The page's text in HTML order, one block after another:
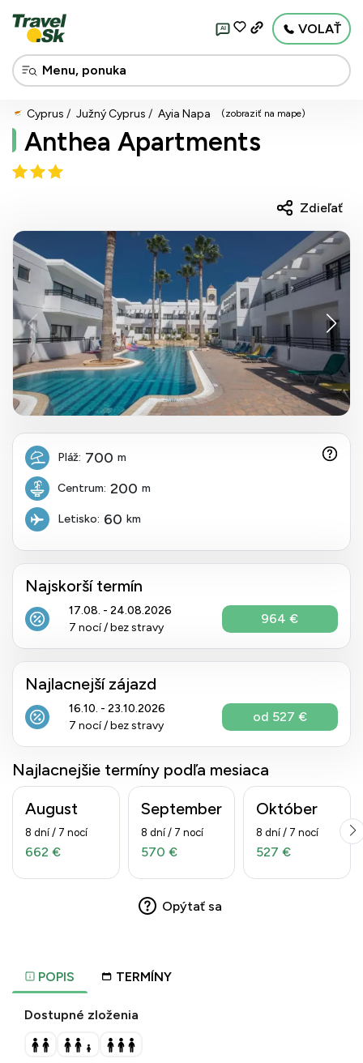
AI VOLAŤ
Cyprus Južný Cyprus Ayia Napa (zobraziť na mape)
Anthea Apartments
Zdieľať
POPIS TERMÍNY
Dostupné zloženia
Pláž: 700 m
Centrum: 200 m
Letisko: 60 km
Najskorší termín
17.08. - 24.08.2026
7 nocí / bez stravy
964 €
Najlacnejší zájazd
16.10. - 23.10.2026
7 nocí / bez stravy
od 527 €
Najlacnejšie termíny podľa mesiaca
August
8 dní / 7 nocí
662 €
September
8 dní / 7 nocí
570 €
Október
8 dní / 7 nocí
527 €
Opýtať sa